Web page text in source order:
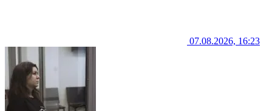
07.08.2026, 16:23